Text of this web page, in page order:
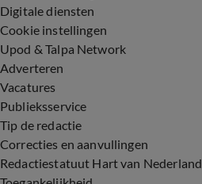
Digitale diensten
Cookie instellingen
Upod & Talpa Network
Adverteren
Vacatures
Publieksservice
Tip de redactie
Correcties en aanvullingen
Redactiestatuut Hart van Nederland